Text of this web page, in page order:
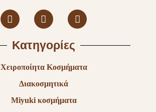
Κατηγορίες
Χειροποίητα Κοσμήματα
Διακοσμητικά
Miyuki κοσμήματα